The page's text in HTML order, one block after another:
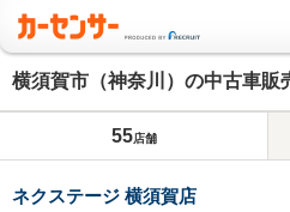
横須賀市（神奈川）の中古車販
55店舗
ネクステージ 横須賀店